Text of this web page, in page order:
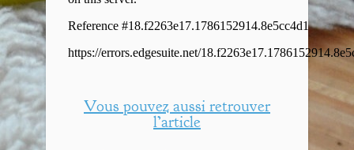
Vous pouvez aussi retrouver
l’article